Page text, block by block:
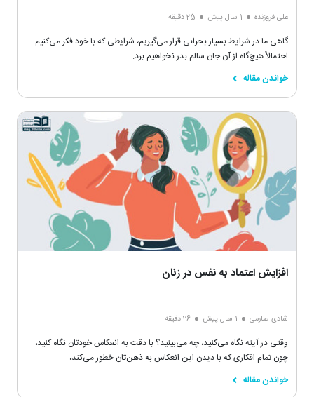
علی فروزنده 1 سال پیش 25 دقیقه
گاهی ما در شرایط بسیار بحرانی قرار می‌گیریم، شرایطی که با خود فکر می‌کنیم
احتمالاً هیچ‌گاه از‌ آن جان سالم بدر نخواهیم برد.
خواندن مقاله
افزایش اعتماد به نفس در زنان
شادی صارمی 1 سال پیش 26 دقیقه
وقتی در آینه نگاه می‌کنید، چه می‌بینید؟ با دقت به انعکاس خودتان نگاه کنید،
چون تمام افکاری که با دیدن این انعکاس به ذهن‌تان خطور می‌کند،
خواندن مقاله